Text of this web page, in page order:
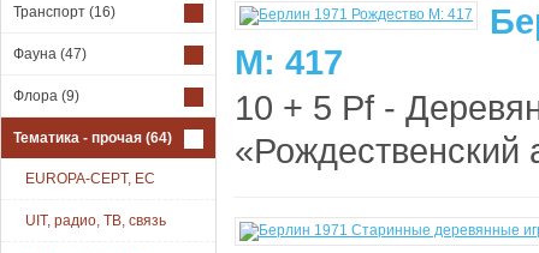
Транспорт (16)
Фауна (47)
Флора (9)
Тематика - прочая (64)
EUROPA-CEPT, EC
UIT, радио, ТВ, связь
М: 417
10 + 5 Pf -
«Рождественский